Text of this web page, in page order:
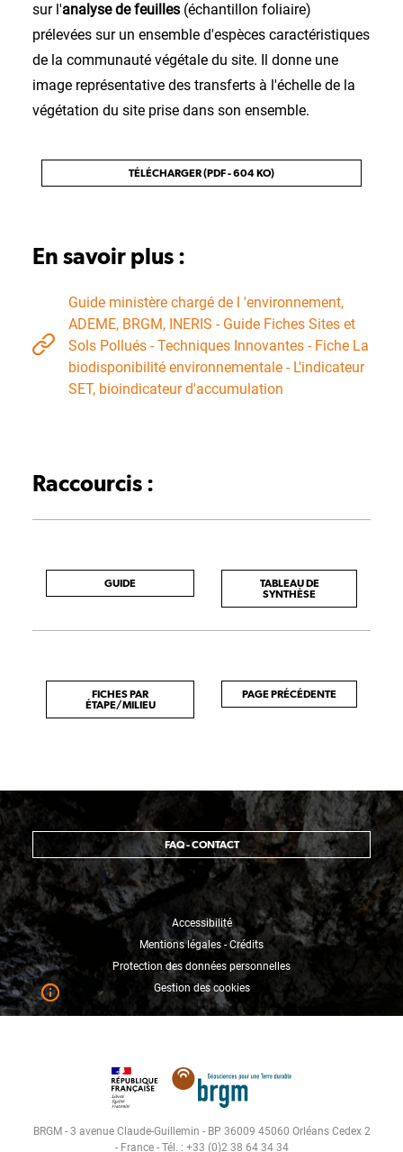
sur l'analyse de feuilles (échantillon foliaire)
prélevées sur un ensemble d'espèces caractéristiques
de la communauté végétale du site. Il donne une
image représentative des transferts à l'échelle de la
végétation du site prise dans son ensemble.
TÉLÉCHARGER (PDF - 604 KO)
En savoir plus :
Guide ministère chargé de l 'environnement,
ADEME, BRGM, INERIS - Guide Fiches Sites et
Sols Pollués - Techniques Innovantes - Fiche La
biodisponibilité environnementale - L'indicateur
SET, bioindicateur d'accumulation
Raccourcis :
GUIDE
TABLEAU DE
SYNTHÈSE
FICHES PAR
ÉTAPE/MILIEU
PAGE PRÉCÉDENTE
FAQ - CONTACT
Accessibilité
Mentions légales - Crédits
Protection des données personnelles
Gestion des cookies
BRGM - 3 avenue Claude-Guillemin - BP 36009 45060 Orléans Cedex 2
- France - Tél. : +33 (0)2 38 64 34 34